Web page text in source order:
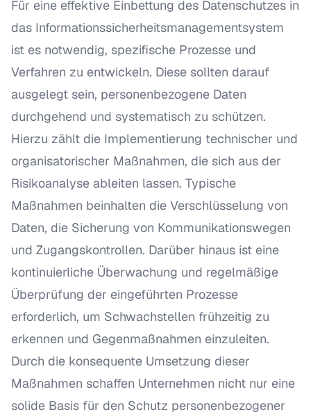
Für eine effektive Einbettung des Datenschutzes in
das Informationssicherheitsmanagementsystem
ist es notwendig, spezifische Prozesse und
Verfahren zu entwickeln. Diese sollten darauf
ausgelegt sein, personenbezogene Daten
durchgehend und systematisch zu schützen.
Hierzu zählt die Implementierung technischer und
organisatorischer Maßnahmen, die sich aus der
Risikoanalyse ableiten lassen. Typische
Maßnahmen beinhalten die Verschlüsselung von
Daten, die Sicherung von Kommunikationswegen
und Zugangskontrollen. Darüber hinaus ist eine
kontinuierliche Überwachung und regelmäßige
Überprüfung der eingeführten Prozesse
erforderlich, um Schwachstellen frühzeitig zu
erkennen und Gegenmaßnahmen einzuleiten.
Durch die konsequente Umsetzung dieser
Maßnahmen schaffen Unternehmen nicht nur eine
solide Basis für den Schutz personenbezogener